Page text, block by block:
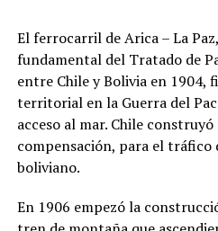
El ferrocarril de Arica – La
fundamental del Tratado de
entre Chile y Bolivia en 1904,
territorial en la Guerra del
acceso al mar. Chile
compensación, para el
boliviano.
En 1906 empezó la